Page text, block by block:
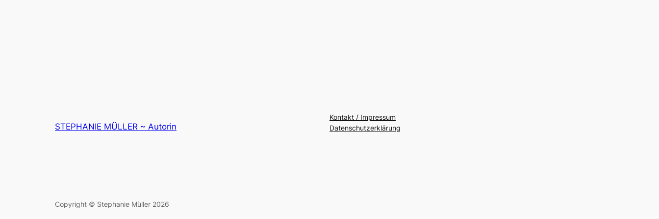
STEPHANIE MÜLLER ~ Autorin
Kontakt / Impressum
Datenschutzerklärung
Copyright © Stephanie Müller 2026